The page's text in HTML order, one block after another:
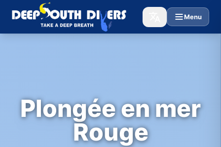
Menu
Plongée en mer
Rouge